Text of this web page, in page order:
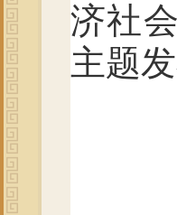
济社
主题